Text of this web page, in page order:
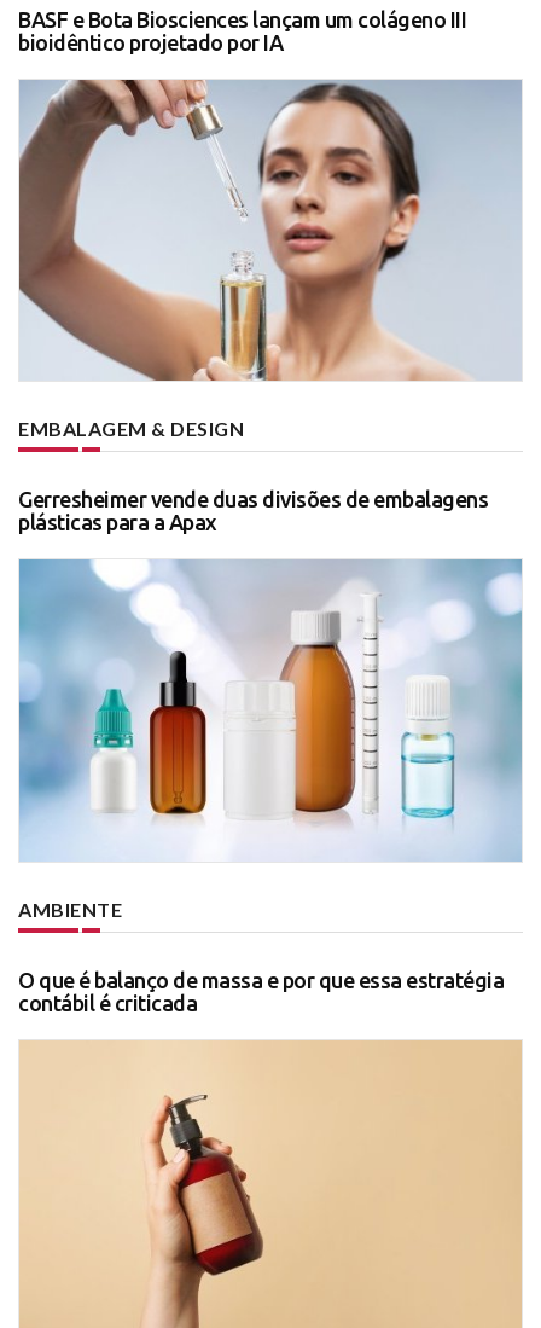
BASF e Bota Biosciences lançam um colágeno III
bioidêntico projetado por IA
EMBALAGEM & DESIGN
Gerresheimer vende duas divisões de embalagens
plásticas para a Apax
AMBIENTE
O que é balanço de massa e por que essa estratégia
contábil é criticada